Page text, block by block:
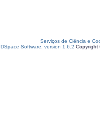
Serviços de Ciência e
DSpace Software, version 1.6.2 Copyright